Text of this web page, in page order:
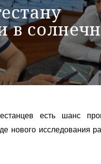
в
есть шанс
нового исследования